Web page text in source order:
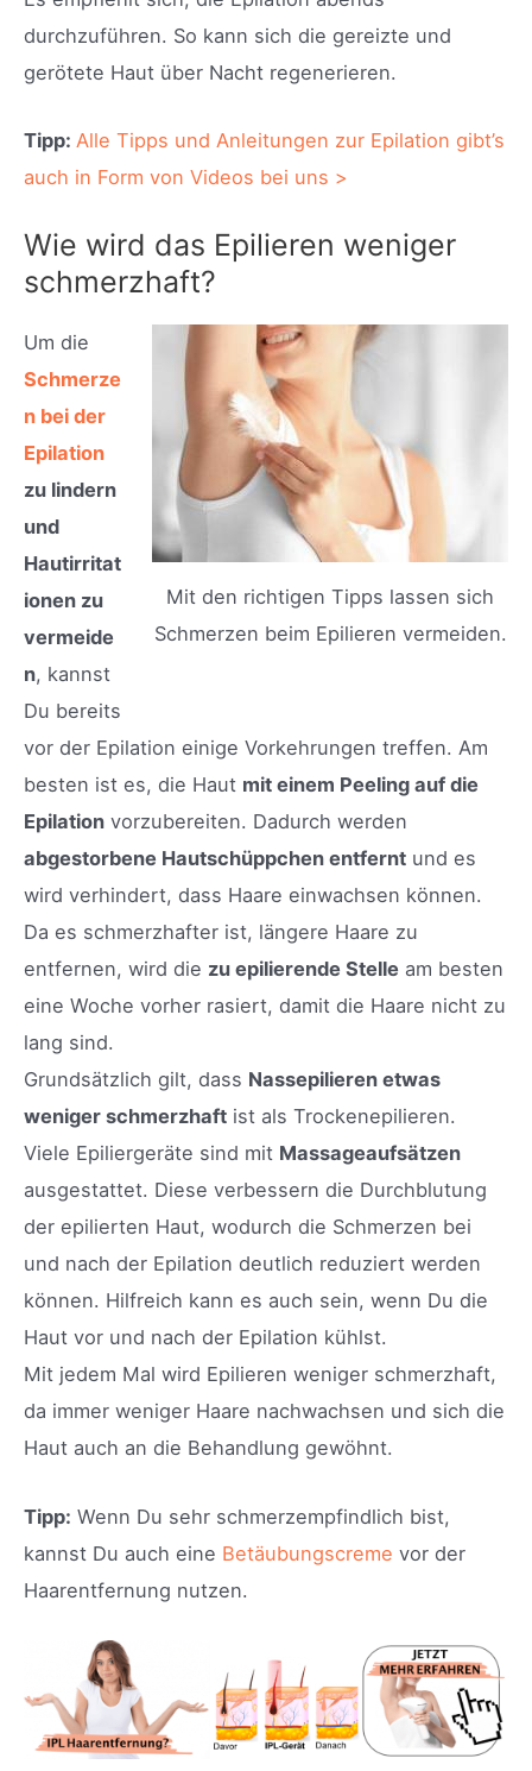
durchzuführen. So kann sich die gereizte und
gerötete Haut über Nacht regenerieren.
Tipp: Alle Tipps und Anleitungen zur Epilation gibt’s
auch in Form von Videos bei uns >
Wie wird das Epilieren weniger
schmerzhaft?
Mit den richtigen Tipps lassen sich
Schmerzen beim Epilieren vermeiden.
Um die
Schmerze
n bei der
Epilation
zu lindern
und
Hautirritat
ionen zu
vermeide
n, kannst
Du bereits
vor der Epilation einige Vorkehrungen treffen. Am
besten ist es, die Haut mit einem Peeling auf die
Epilation vorzubereiten. Dadurch werden
abgestorbene Hautschüppchen entfernt und es
wird verhindert, dass Haare einwachsen können.
Da es schmerzhafter ist, längere Haare zu
entfernen, wird die zu epilierende Stelle am besten
eine Woche vorher rasiert, damit die Haare nicht zu
lang sind.
Grundsätzlich gilt, dass Nassepilieren etwas
weniger schmerzhaft ist als Trockenepilieren.
Viele Epiliergeräte sind mit Massageaufsätzen
ausgestattet. Diese verbessern die Durchblutung
der epilierten Haut, wodurch die Schmerzen bei
und nach der Epilation deutlich reduziert werden
können. Hilfreich kann es auch sein, wenn Du die
Haut vor und nach der Epilation kühlst.
Mit jedem Mal wird Epilieren weniger schmerzhaft,
da immer weniger Haare nachwachsen und sich die
Haut auch an die Behandlung gewöhnt.
Tipp: Wenn Du sehr schmerzempfindlich bist,
kannst Du auch eine Betäubungscreme vor der
Haarentfernung nutzen.